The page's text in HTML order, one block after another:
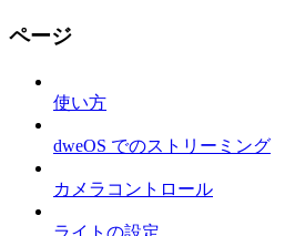
ページ
使い方
dweOS でのストリーミング
カメラコントロール